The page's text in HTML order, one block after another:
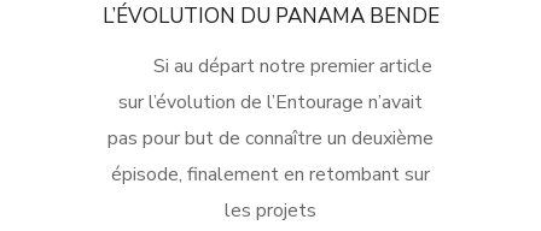
L’ÉVOLUTION DU PANAMA BENDE
Si au départ notre premier article
sur l’évolution de l’Entourage n’avait
pas pour but de connaître un deuxième
épisode, finalement en retombant sur
les projets